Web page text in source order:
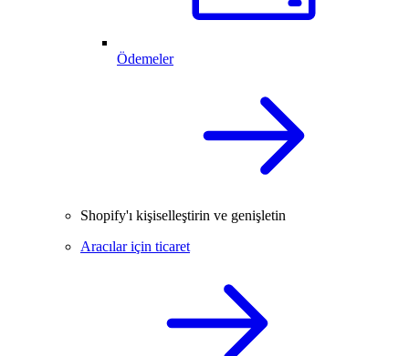
Ödemeler
Shopify'ı kişiselleştirin ve genişletin
Aracılar için ticaret